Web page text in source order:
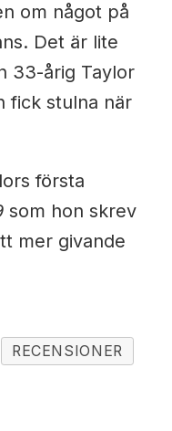
om något på
Det är lite
33-årig Taylor
fick stulna när
första
som hon skrev
mer givande
RECENSIONER